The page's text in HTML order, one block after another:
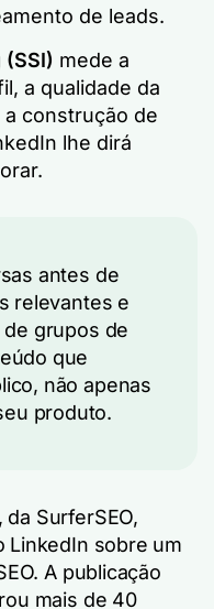
de leads.
mede a
a qualidade da
construção de
lhe dirá
antes de
relevantes e
grupos de
que
não apenas
produto.
SurferSEO,
LinkedIn sobre um
A publicação
mais de 40